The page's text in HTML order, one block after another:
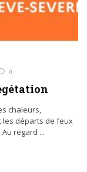
0
chaleurs,
les départs de feux
regard ...